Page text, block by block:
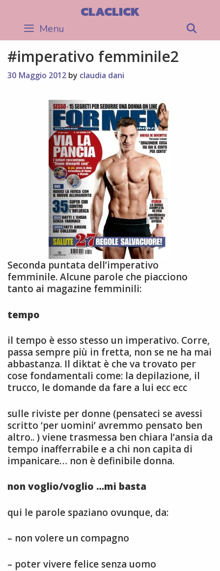
content
CLACLICK
Menu
#imperativo femminile2
30 Maggio 2012 by claudia dani
Seconda puntata dell’imperativo
femminile. Alcune parole che piacciono
tanto ai magazine femminili:
tempo
il tempo è esso stesso un imperativo. Corre,
passa sempre più in fretta, non se ne ha mai
abbastanza. Il diktat è che va trovato per
cose fondamentali come: la depilazione, il
trucco, le domande da fare a lui ecc ecc
sulle riviste per donne (pensateci se avessi
scritto ‘per uomini’ avremmo pensato ben
altro.. ) viene trasmessa ben chiara l’ansia da
tempo inafferrabile e a chi non capita di
impanicare… non è definibile donna.
non voglio/voglio …mi basta
qui le parole spaziano ovunque, da:
– non volere un compagno
– poter vivere felice senza uomo